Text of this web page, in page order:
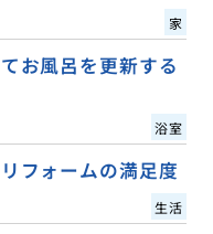
家
お風呂を更新する
浴室
フォームの満足度
生活